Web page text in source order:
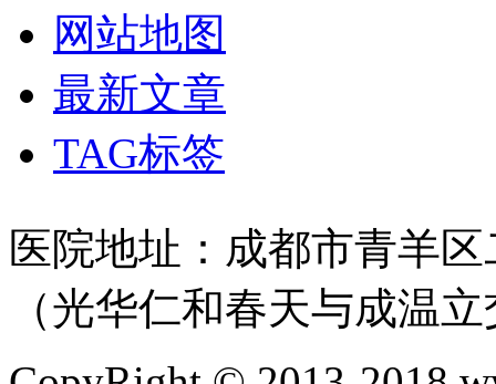
网站地图
最新文章
TAG标签
医院地址：成都市青羊
（光华仁和春天与成温